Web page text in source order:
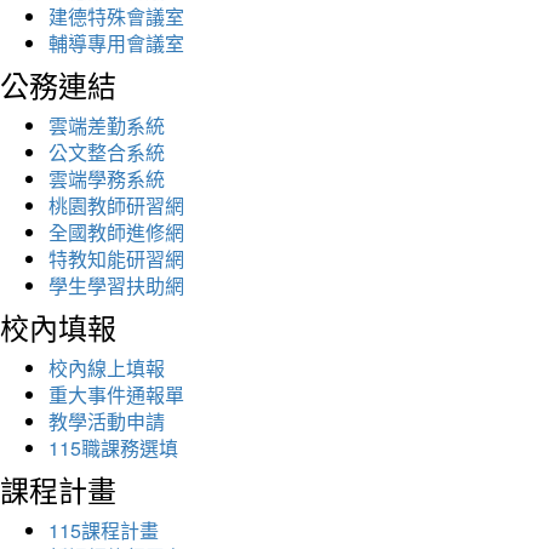
建德特殊會議室
輔導專用會議室
公務連結
雲端差勤系統
公文整合系統
雲端學務系統
桃園教師研習網
全國教師進修網
特教知能研習網
學生學習扶助網
校內填報
校內線上填報
重大事件通報單
教學活動申請
115職課務選填
課程計畫
115課程計畫